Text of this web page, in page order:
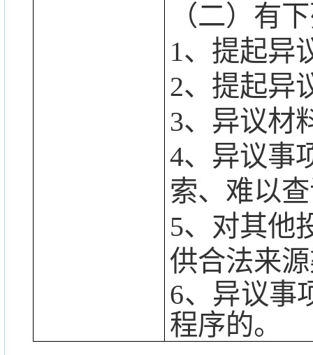
（二）有
1、提起异
2、提起异
3、异议材
4、异议事
索、难以
5、对其他
供合法来
6、异议事
程序的。